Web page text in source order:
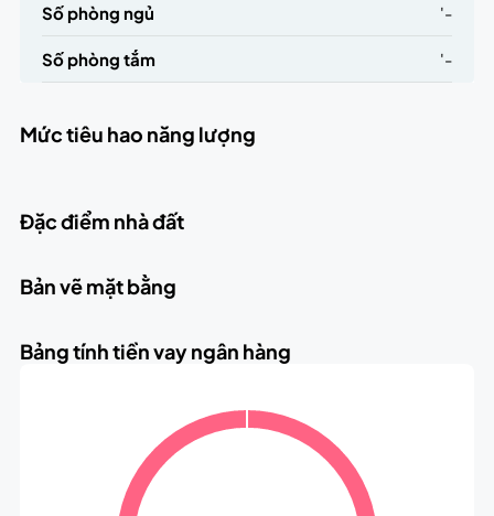
Số phòng ngủ '-
Số phòng tắm '-
Mức tiêu hao năng lượng
Đặc điểm nhà đất
Bản vẽ mặt bằng
Bảng tính tiền vay ngân hàng